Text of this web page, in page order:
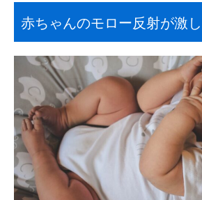
赤ちゃんのモロー反射が激